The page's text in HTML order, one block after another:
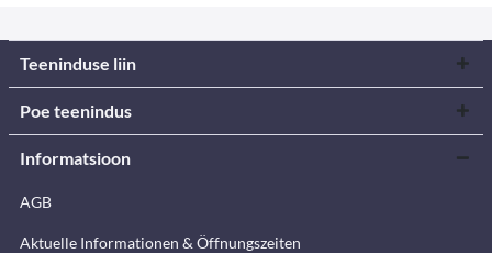
Teeninduse liin
Poe teenindus
Informatsioon
AGB
Aktuelle Informationen & Öffnungszeiten